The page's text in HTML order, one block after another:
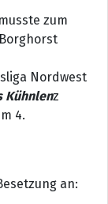
zum
Nordwest
Kühnlenz
4.
an: